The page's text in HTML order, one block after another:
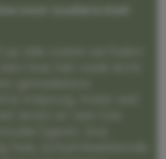
voor ouders met